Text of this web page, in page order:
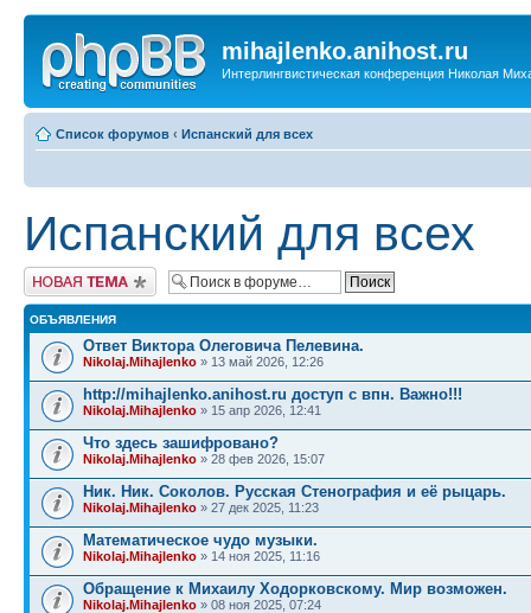
mihajlenko.anihost.ru
Интерлингвистическая конференция Николая
Список форумов ‹ Испанский для всех
Испанский для всех
Новая тема
ОБЪЯВЛЕНИЯ
Ответ Виктора Олеговича Пелевина.
Nikolaj.Mihajlenko » 13 май 2026, 12:26
http://mihajlenko.anihost.ru доступ с впн. Важно!!!
Nikolaj.Mihajlenko » 15 апр 2026, 12:41
Что здесь зашифровано?
Nikolaj.Mihajlenko » 28 фев 2026, 15:07
Ник. Ник. Соколов. Русская Стенография и её рыцарь.
Nikolaj.Mihajlenko » 27 дек 2025, 11:23
Математическое чудо музыки.
Nikolaj.Mihajlenko » 14 ноя 2025, 11:16
Обращение к Михаилу Ходорковскому. Мир возможен.
Nikolaj.Mihajlenko » 08 ноя 2025, 07:24